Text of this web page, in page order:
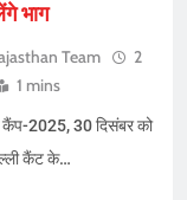
भाग
Team
2
1 mins
कैंप-2025, 30 दिसंबर को
कैंट के…